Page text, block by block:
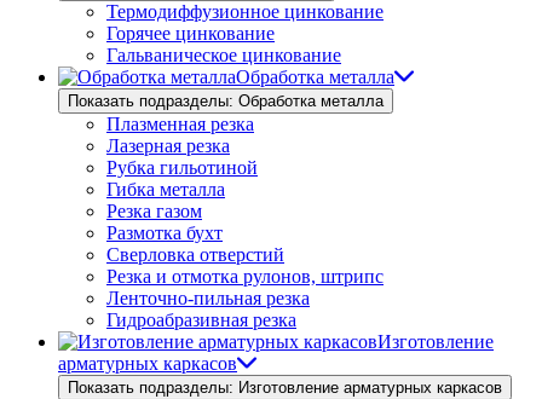
Термодиффузионное цинкование
Горячее цинкование
Гальваническое цинкование
Обработка металла
Показать подразделы: Обработка металла
Плазменная резка
Лазерная резка
Рубка гильотиной
Гибка металла
Резка газом
Размотка бухт
Сверловка отверстий
Резка и отмотка рулонов, штрипс
Ленточно-пильная резка
Гидроабразивная резка
Изготовление
арматурных каркасов
Показать подразделы: Изготовление арматурных каркасов